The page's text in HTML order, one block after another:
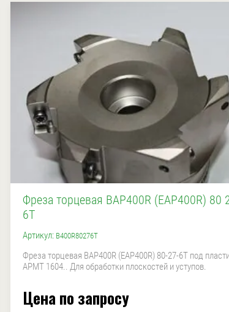
Фреза торцевая BAP400R (EAP400R) 80
6T
Артикул:B400R80276T
Фреза торцевая BAP400R (EAP400R) 80-27-6T под
APMT 1604.. Для обработки плоскостей и уступов.
Цена по запросу